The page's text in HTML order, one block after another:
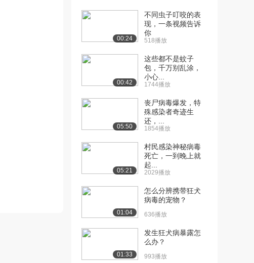
[12] 对称的力量
1.6万播放
[13] 绘制大脑皮层图谱
[14] 两极世界里的科学 01:19
[15] 量子的真相：空间时
间与纠缠
女人
2.9万播放
[18] 长生不老-人类再生成
为可能
2.3万播放
[19] 自我是可以舍弃的吗
00:24
不同虫子叮咬的表
现，一条视频告诉
你
518播放
00:42
这些都不是蚊子
包，千万别乱涂，
小心...
1744播放
05:50
丧尸病毒爆发，特
殊感染者奇迹生
还，...
1854播放
05:21
村民感染神秘病毒
死亡，一到晚上就
起...
2029播放
01:04
怎么分辨携带狂犬
病毒的宠物？
636播放
01:33
发生狂犬病暴露怎
么办？
993播放